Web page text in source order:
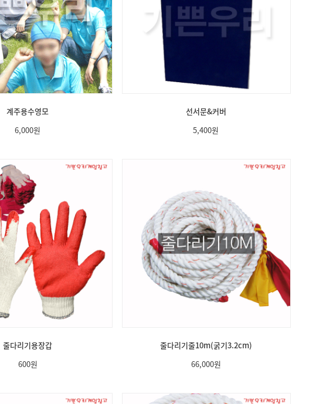
계주용수영모
6,000원
선서문&커버
5,400원
줄다리기용장갑
600원
줄다리기줄10m(굵기3.2cm)
66,000원